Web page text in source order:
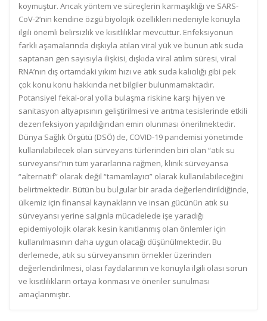
koymuştur. Ancak yöntem ve süreçlerin karmaşıklığı ve SARS-
CoV-2’nin kendine özgü biyolojik özellikleri nedeniyle konuyla
ilgili önemli belirsizlik ve kısıtlılıklar mevcuttur. Enfeksiyonun
farklı aşamalarında dışkıyla atılan viral yük ve bunun atık suda
saptanan gen sayısıyla ilişkisi, dışkıda viral atılım süresi, viral
RNA’nın dış ortamdaki yıkım hızı ve atık suda kalıcılığı gibi pek
çok konu konu hakkında net bilgiler bulunmamaktadır.
Potansiyel fekal-oral yolla bulaşma riskine karşı hijyen ve
sanitasyon altyapısının geliştirilmesi ve arıtma tesislerinde etkili
dezenfeksiyon yapıldığından emin olunması önerilmektedir.
Dünya Sağlık Örgütü (DSÖ) de, COVID-19 pandemisi yönetimde
kullanılabilecek olan sürveyans türlerinden biri olan “atık su
sürveyansı”nın tüm yararlarına rağmen, klinik sürveyansa
“alternatif” olarak değil “tamamlayıcı” olarak kullanılabileceğini
belirtmektedir. Bütün bu bulgular bir arada değerlendirildiğinde,
ülkemiz için finansal kaynakların ve insan gücünün atık su
sürveyansı yerine salgınla mücadelede işe yaradığı
epidemiyolojik olarak kesin kanıtlanmış olan önlemler için
kullanılmasının daha uygun olacağı düşünülmektedir. Bu
derlemede, atık su sürveyansının örnekler üzerinden
değerlendirilmesi, olası faydalarının ve konuyla ilgili olası sorun
ve kısıtlılıkların ortaya konması ve öneriler sunulması
amaçlanmıştır.